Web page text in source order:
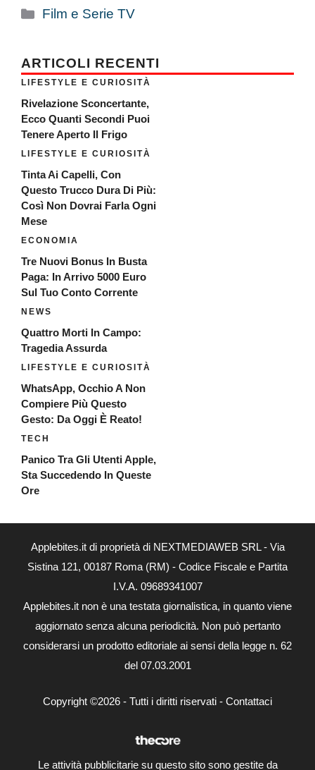
Categorie
Film e Serie TV
ARTICOLI RECENTI
LIFESTYLE E CURIOSITÀ
Rivelazione Sconcertante,
Ecco Quanti Secondi Puoi
Tenere Aperto Il Frigo
LIFESTYLE E CURIOSITÀ
Tinta Ai Capelli, Con
Questo Trucco Dura Di Più:
Così Non Dovrai Farla Ogni
Mese
ECONOMIA
Tre Nuovi Bonus In Busta
Paga: In Arrivo 5000 Euro
Sul Tuo Conto Corrente
NEWS
Quattro Morti In Campo:
Tragedia Assurda
LIFESTYLE E CURIOSITÀ
WhatsApp, Occhio A Non
Compiere Più Questo
Gesto: Da Oggi È Reato!
TECH
Panico Tra Gli Utenti Apple,
Sta Succedendo In Queste
Ore
Applebites.it di proprietà di NEXTMEDIAWEB SRL - Via
Sistina 121, 00187 Roma (RM) - Codice Fiscale e Partita
I.V.A. 09689341007
Applebites.it non è una testata giornalistica, in quanto viene
aggiornato senza alcuna periodicità. Non può pertanto
considerarsi un prodotto editoriale ai sensi della legge n. 62
del 07.03.2001
Copyright ©2026 - Tutti i diritti riservati - Contattaci
Le attività pubblicitarie su questo sito sono gestite da